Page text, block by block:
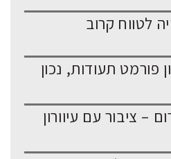
לטווח קרוב
פורמט תעודות, נכון
– ציבור עם עיוורון